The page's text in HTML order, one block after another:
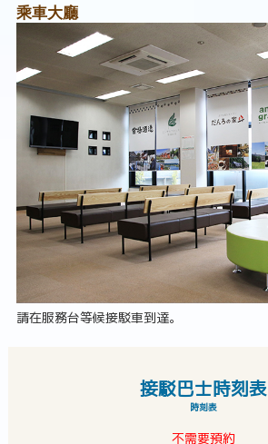
乘車大廳
請在服務台等候接駁車到達。
接駁巴士時刻表
時刻表
不需要預約